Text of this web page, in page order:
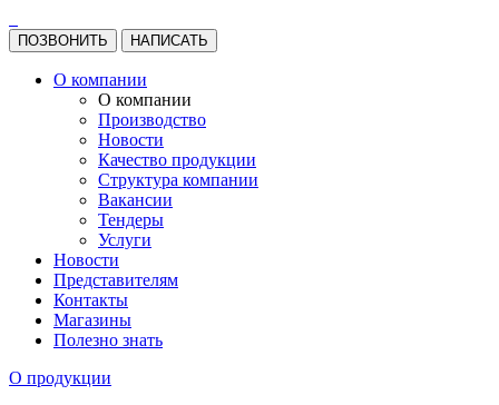
ПОЗВОНИТЬ НАПИСАТЬ
О компании
О компании
Производство
Новости
Качество продукции
Структура компании
Вакансии
Тендеры
Услуги
Новости
Представителям
Контакты
Магазины
Полезно знать
О продукции